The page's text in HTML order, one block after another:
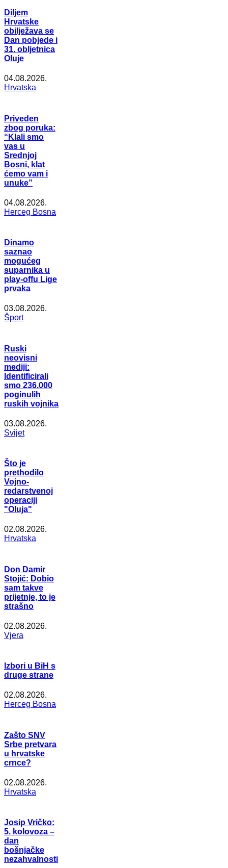
Diljem
Hrvatske
obilježava se
Dan pobjede i
31. obljetnica
Oluje
04.08.2026.
Hrvatska
Priveden
zbog poruka:
“Klali smo
vas u
Srednjoj
Bosni, klat
ćemo vam i
unuke”
04.08.2026.
Herceg Bosna
Dinamo
saznao
mogućeg
suparnika u
play-offu Lige
prvaka
03.08.2026.
Šport
Ruski
neovisni
mediji:
Identificirali
smo 236.000
poginulih
ruskih vojnika
03.08.2026.
Svijet
Što je
prethodilo
Vojno-
redarstvenoj
operaciji
"Oluja"
02.08.2026.
Hrvatska
Don Damir
Stojić: Dobio
sam takve
prijetnje, to je
strašno
02.08.2026.
Vjera
Izbori u BiH s
druge strane
02.08.2026.
Herceg Bosna
Zašto SNV
Srbe pretvara
u hrvatske
crnce?
02.08.2026.
Hrvatska
Josip Vričko:
5. kolovoza –
dan
bošnjačke
nezahvalnosti